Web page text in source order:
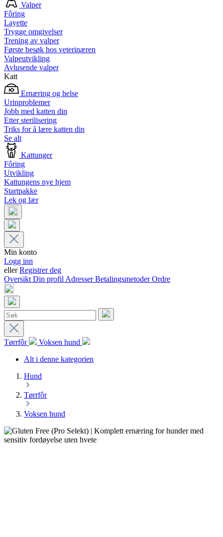
Valper
Fôring
Layette
Trygge omgivelser
Trening av valper
Første besøk hos veterinæren
Valpeutvikling
Avlusende valper
Katt
Ernæring og helse
Urinproblemer
Jobb med katten din
Etter sterilisering
Triks for å lære katten din
Se alt
Kattunger
Fôring
Utvikling
Kattungens nye hjem
Startpakke
Lek og lær
Min konto
Logg inn
ellerRegistrer deg
Oversikt Din profil AdresserBetalingsmetoderOrdre
Tørrfôr
Voksen hund
Alt i denne kategorien
Hund
Tørrfôr
Voksen hund